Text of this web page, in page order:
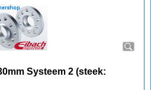
Systeem 2 (steek: